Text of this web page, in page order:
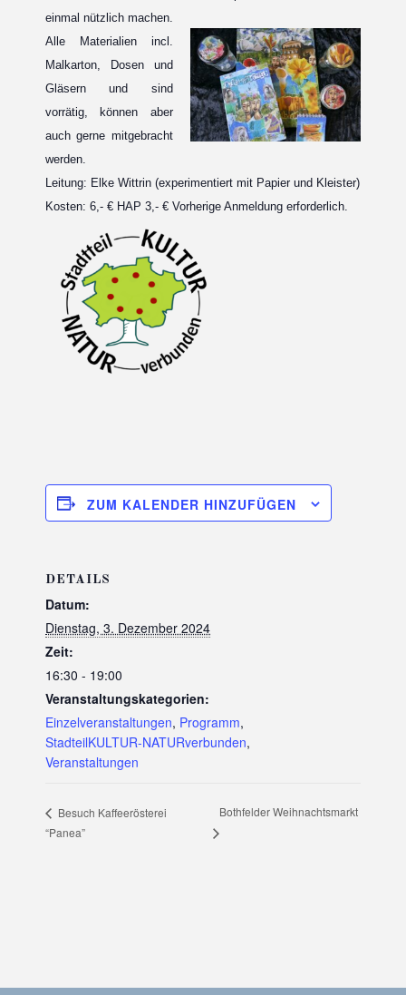
einmal nützlich machen.
Alle Materialien incl.
Malkarton, Dosen und
Gläsern und sind
vorrätig, können aber
auch gerne mitgebracht
werden.
Leitung: Elke Wittrin (experimentiert mit Papier und Kleister)
Kosten: 6,- € HAP 3,- € Vorherige Anmeldung erforderlich.
ZUM KALENDER HINZUFÜGEN
DETAILS
Datum:
Dienstag, 3. Dezember 2024
Zeit:
16:30 - 19:00
Veranstaltungskategorien:
Einzelveranstaltungen, Programm,
StadteilKULTUR-NATURverbunden,
Veranstaltungen
Besuch Kaffeerösterei
“Panea”
Bothfelder Weihnachtsmarkt